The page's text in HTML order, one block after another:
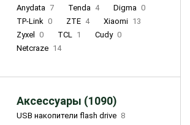
Anydata 7 Tenda 4 Digma 0
TP-Link 0 ZTE 4 Xiaomi 13
Zyxel
0 TCL 1 Cudy 0
Netcraze 14
Аксессуары (1090)
USB накопители flash drive 8